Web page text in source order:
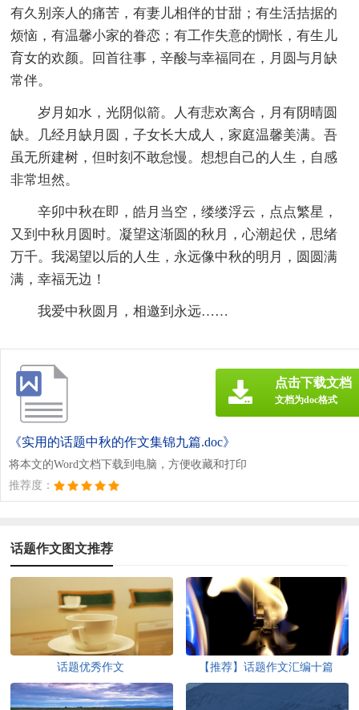
有久别亲人的痛苦，有妻儿相伴的甘甜；有生活拮据的
烦恼，有温馨小家的眷恋；有工作失意的惆怅，有生儿
育女的欢颜。回首往事，辛酸与幸福同在，月圆与月缺
常伴。
岁月如水，光阴似箭。人有悲欢离合，月有阴晴圆
缺。几经月缺月圆，子女长大成人，家庭温馨美满。吾
虽无所建树，但时刻不敢怠慢。想想自己的人生，自感
非常坦然。
辛卯中秋在即，皓月当空，缕缕浮云，点点繁星，
又到中秋月圆时。凝望这渐圆的秋月，心潮起伏，思绪
万千。我渴望以后的人生，永远像中秋的明月，圆圆满
满，幸福无边！
我爱中秋圆月，相邀到永远……
《实用的话题中秋的作文集锦九篇.doc》
将本文的Word文档下载到电脑，方便收藏和打印
推荐度：
点击下载文档
文档为doc格式
话题作文图文推荐
话题优秀作文 【推荐】话题作文汇编十篇